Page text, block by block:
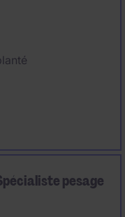
premier
de développer
pesage